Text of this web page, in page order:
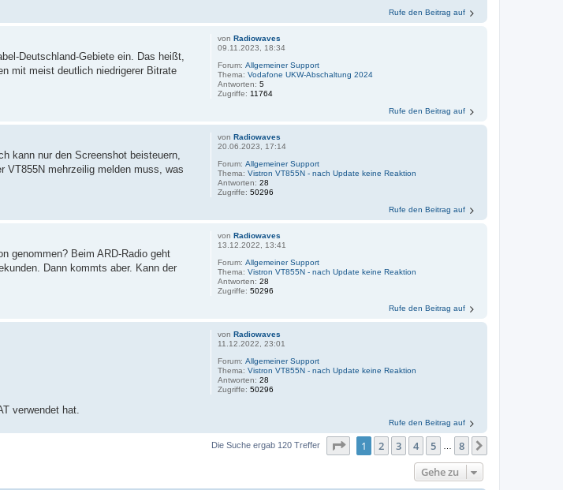
Rufe den Beitrag auf
vonRadiowaves
09.11.2023, 18:34
Forum:Allgemeiner Support
Thema:Vodafone UKW-Abschaltung 2024
Antworten:5
Zugriffe: 11764
Deutschland-Gebiete ein. Das heißt,
mit meist deutlich niedrigerer Bitrate
Rufe den Beitrag auf
vonRadiowaves
20.06.2023, 17:14
Forum:Allgemeiner Support
Thema:Vistron VT855N - nach Update keine Reaktion
Antworten:28
Zugriffe:50296
kann nur den Screenshot beisteuern,
VT855N mehrzeilig melden muss, was
Rufe den Beitrag auf
vonRadiowaves
13.12.2022, 13:41
Forum:Allgemeiner Support
Thema:Vistron VT855N - nach Update keine Reaktion
Antworten:28
Zugriffe:50296
genommen? Beim ARD-Radio geht
Dann kommts aber. Kann der
Rufe den Beitrag auf
vonRadiowaves
11.12.2022, 23:01
Forum:Allgemeiner Support
Thema:Vistron VT855N - nach Update keine Reaktion
Antworten:28
Zugriffe:50296
verwendet hat.
Rufe den Beitrag auf
Die Suche ergab 120 Treffer Seite von8
1 2 3 4 5 8
Gehe zu